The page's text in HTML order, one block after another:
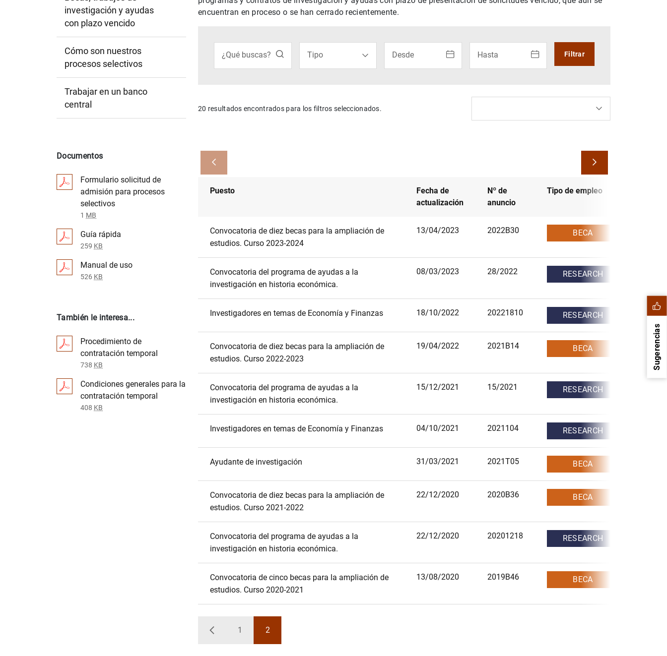
investigación y ayudas
con plazo vencido
Cómo son nuestros
procesos selectivos
Trabajar en un banco
central
Documentos
Formulario solicitud de
admisión para procesos
selectivos
1 MB
Guía rápida
259 KB
Manual de uso
526 KB
También le interesa...
Procedimiento de
contratación temporal
738 KB
Condiciones generales para la
contratación temporal
408 KB
encuentran en proceso o se han cerrado recientemente.
¿Qué buscas? Tipo Desde Hasta Filtrar
20 resultados encontrados para los filtros seleccionados.
Puesto
Fecha de
actualización
Nº de
anuncio
Tipo de empleo
Convocatoria de diez becas para la ampliación de
estudios. Curso 2023-2024
13/04/2023 2022B30 BECA
Convocatoria del programa de ayudas a la
investigación en historia económica.
08/03/2023 28/2022 RESEARCH
Investigadores en temas de Economía y Finanzas 18/10/2022 20221810 RESEARCH
Convocatoria de diez becas para la ampliación de
estudios. Curso 2022-2023
19/04/2022 2021B14 BECA
Convocatoria del programa de ayudas a la
investigación en historia económica.
15/12/2021 15/2021 RESEARCH
Investigadores en temas de Economía y Finanzas 04/10/2021 2021104 RESEARCH
Ayudante de investigación 31/03/2021 2021T05 BECA
Convocatoria de diez becas para la ampliación de
estudios. Curso 2021-2022
22/12/2020 2020B36 BECA
Convocatoria del programa de ayudas a la
investigación en historia económica.
22/12/2020 20201218 RESEARCH
Convocatoria de cinco becas para la ampliación de
estudios. Curso 2020-2021
13/08/2020 2019B46 BECA
Volver Página
1
Página
2
Sugerencias